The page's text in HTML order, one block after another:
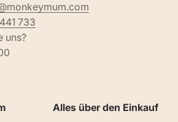
733
uns?
Alles über den Einkauf